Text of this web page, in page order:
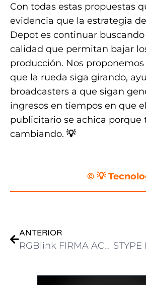
Con todas estas propuestas
evidencia que la estrategia
Depot es continuar
calidad que permitan bajar
producción. Nos
que la rueda siga girando,
broadcasters a que sigan
ingresos en tiempos en que
publicitario se achica porque
cambiando. 💡
© 💡
ANTERIOR
RGBlink FIRMA ACUERDO CON MERLIN DISTRIBUTOR COMO SU MASTER DISTRIBUIDOR PARA AMÉRICA LATINA